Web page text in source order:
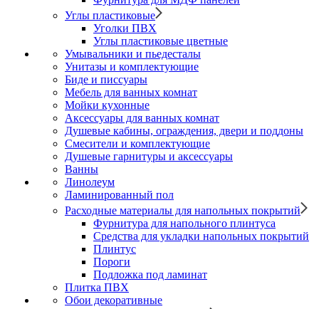
Углы пластиковые
Уголки ПВХ
Углы пластиковые цветные
Умывальники и пьедесталы
Унитазы и комплектующие
Биде и писсуары
Мебель для ванных комнат
Мойки кухонные
Аксессуары для ванных комнат
Душевые кабины, ограждения, двери и поддоны
Смесители и комплектующие
Душевые гарнитуры и аксессуары
Ванны
Линолеум
Ламинированный пол
Расходные материалы для напольных покрытий
Фурнитура для напольного плинтуса
Средства для укладки напольных покрытий
Плинтус
Пороги
Подложка под ламинат
Плитка ПВХ
Обои декоративные